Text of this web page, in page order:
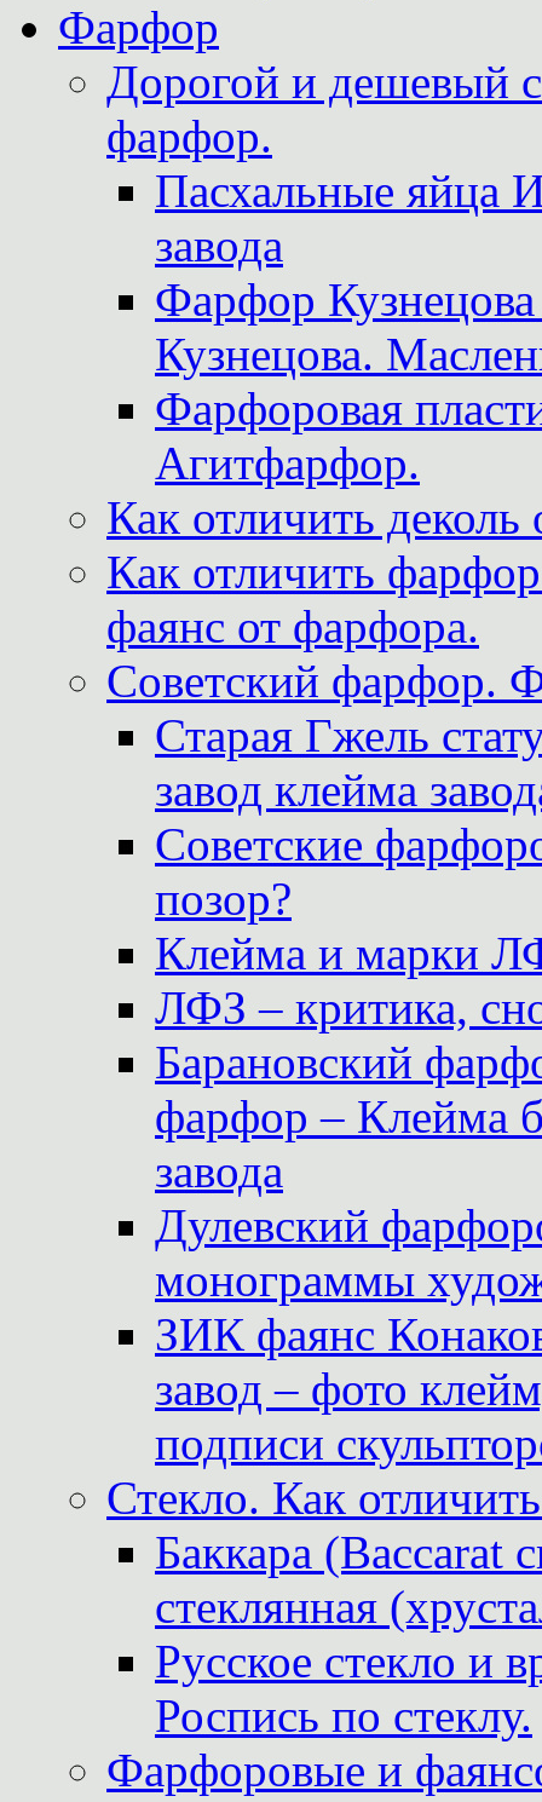
Фарфор
Дорогой и дешевый
фарфор.
Пасхальные яйца
завода
Фарфор
Кузнецова.
Фарфоровая
Агитфарфор.
Как отличить
Как отличить
фаянс от фарфора.
Советский фарфор.
Старая Гжель
завод клейма
Советские
позор?
Клейма и марки
ЛФЗ – критика,
Барановский
фарфор – Клейма
завода
Дулевский
монограммы
ЗИК фаянс
завод – фото
подписи
Стекло. Как
Баккара (Baccarat
стеклянная
Русское стекло и
Роспись по стеклу.
Фарфоровые и